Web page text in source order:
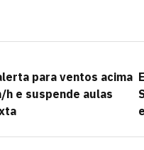
para ventos acima
h e suspende aulas